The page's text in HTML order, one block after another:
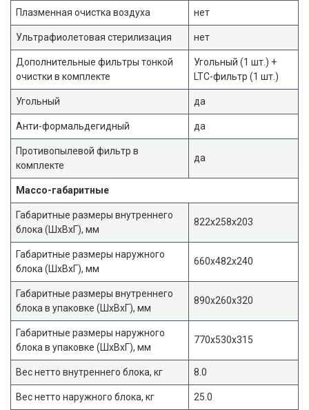
Плазменная очистка воздуха нет
Ультрафиолетовая стерилизация нет
Дополнительные фильтры тонкой
очистки в комплекте
Угольный (1 шт.) +
LTC-фильтр (1 шт.)
Угольный да
Анти-формальдегидный да
Противопылевой фильтр в
комплекте
да
Массо-габаритные
Габаритные размеры внутреннего
блока (ШxВxГ), мм
822x258x203
Габаритные размеры наружного
блока (ШxВxГ), мм
660x482x240
Габаритные размеры внутреннего
блока в упаковке (ШxВxГ), мм
890x260x320
Габаритные размеры наружного
блока в упаковке (ШxВxГ), мм
770x530x315
Вес нетто внутреннего блока, кг 8.0
Вес нетто наружного блока, кг 25.0